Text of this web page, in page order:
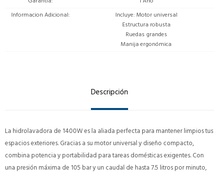
Informacion Adicional
Incluye: Motor universal
Estructura robusta
Ruedas grandes
Manija ergonómica
Descripción
La hidrolavadora de 1400W es la aliada perfecta para mantener limpios tus
espacios exteriores. Gracias a su motor universal y diseño compacto,
combina potencia y portabilidad para tareas domésticas exigentes. Con
una presión máxima de 105 bar y un caudal de hasta 7.5 litros por minuto,